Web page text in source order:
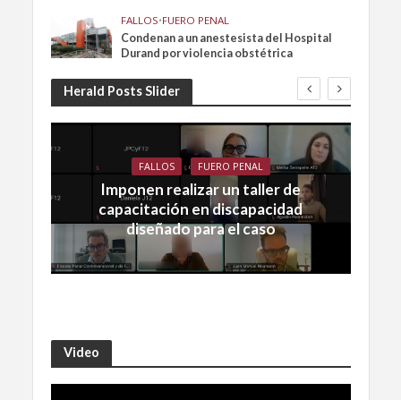
FALLOS•FUERO PENAL
Condenan a un anestesista del Hospital
Durand por violencia obstétrica
Herald Posts Slider
FALLOS FUERO PENAL
Imponen realizar un taller de
capacitación en discapacidad
diseñado para el caso
Video